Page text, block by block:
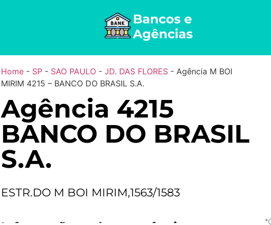
Home- SP- SAO PAULO- JD. DAS FLORES- Agência M BOI
MIRIM 4215 – BANCO DO BRASIL S.A.
Agência 4215
BANCO DO BRASIL
S.A.
ESTR.DO M BOI MIRIM,1563/1583